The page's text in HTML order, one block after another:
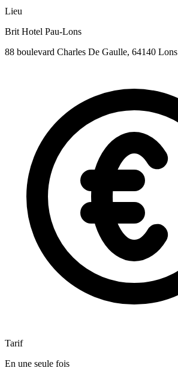
Lieu
Brit Hotel Pau-Lons
88 boulevard Charles De Gaulle, 64140 Lons
Tarif
En une seule fois